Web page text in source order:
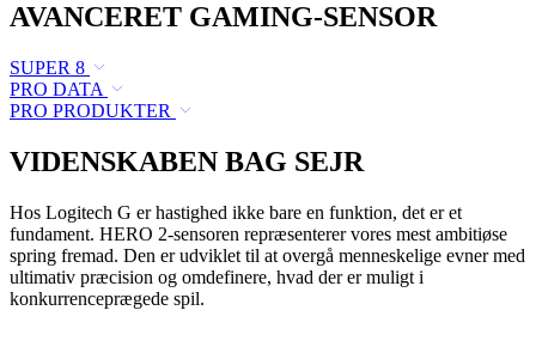
AVANCERET GAMING-SENSOR
SUPER 8
PRO DATA
PRO PRODUKTER
VIDENSKABEN BAG SEJR
Hos Logitech G er hastighed ikke bare en funktion, det er et
fundament. HERO 2-sensoren repræsenterer vores mest ambitiøse
spring fremad. Den er udviklet til at overgå menneskelige evner med
ultimativ præcision og omdefinere, hvad der er muligt i
konkurrenceprægede spil.